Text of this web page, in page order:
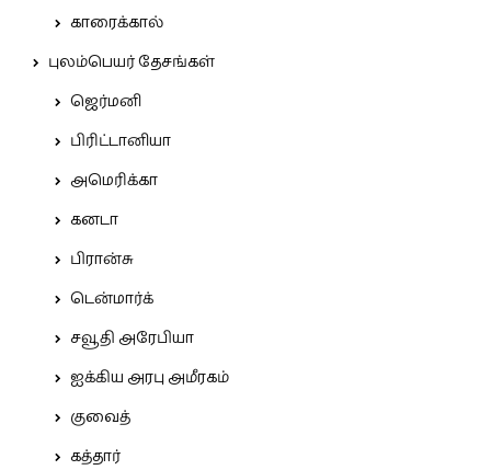
காரைக்கால்
புலம்பெயர் தேசங்கள்
ஜெர்மனி
பிரிட்டானியா
அமெரிக்கா
கனடா
பிரான்சு
டென்மார்க்
சவூதி அரேபியா
ஐக்கிய அரபு அமீரகம்
குவைத்
கத்தார்